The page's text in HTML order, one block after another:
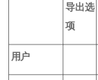
导出选
项
用户